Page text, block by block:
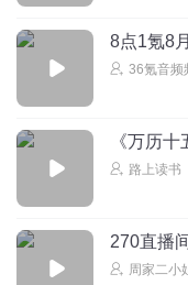
8点1氪8
36氪音频
《万历
路上读书
270直播
周家二小